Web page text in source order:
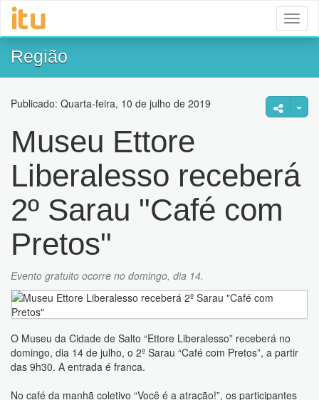
Região
Publicado: Quarta-feira, 10 de julho de 2019
Museu Ettore
Liberalesso receberá
2º Sarau "Café com
Pretos"
Evento gratuito ocorre no domingo, dia 14.
O Museu da Cidade de Salto “Ettore Liberalesso” receberá no
domingo, dia 14 de julho, o 2º Sarau “Café com Pretos”, a partir
das 9h30. A entrada é franca.
No café da manhã coletivo “Você é a atração!”, os participantes